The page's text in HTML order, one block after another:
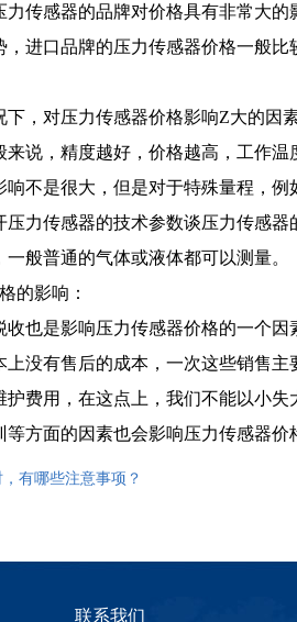
感器的品牌对价格具有非常大的
进口品牌的压力传感器价格一般
对压力传感器价格影响Z大的因
说，精度越好，价格越高，工作
不是很大，但是对于特殊量程，
压力传感器的技术参数谈压力传感
般普通的气体或液体都可以测量。
影响：
是影响压力传感器价格的一个因
上没有售后的成本，一次这些销售
护费用，在这点上，我们不能以小
方面的因素也会影响压力传感器价
有哪些注意事项？
联系我们